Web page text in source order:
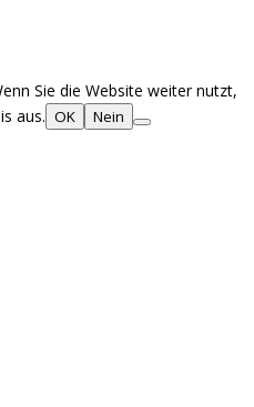
Sie die Website weiter nutzt,
aus. OK Nein